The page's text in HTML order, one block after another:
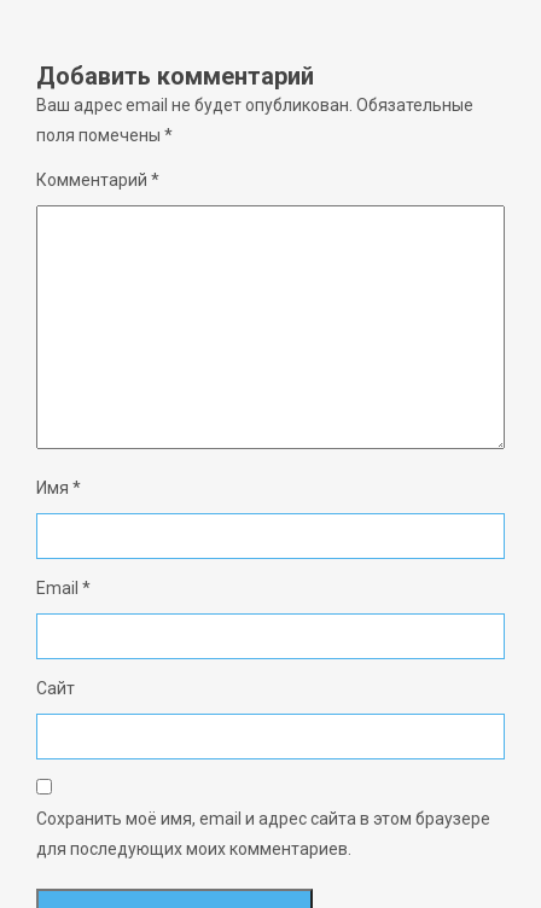
Добавить комментарий
Ваш адрес email не будет опубликован. Обязательные
поля помечены *
Комментарий *
Имя *
Email *
Сайт
Сохранить моё имя, email и адрес сайта в этом браузере
для последующих моих комментариев.